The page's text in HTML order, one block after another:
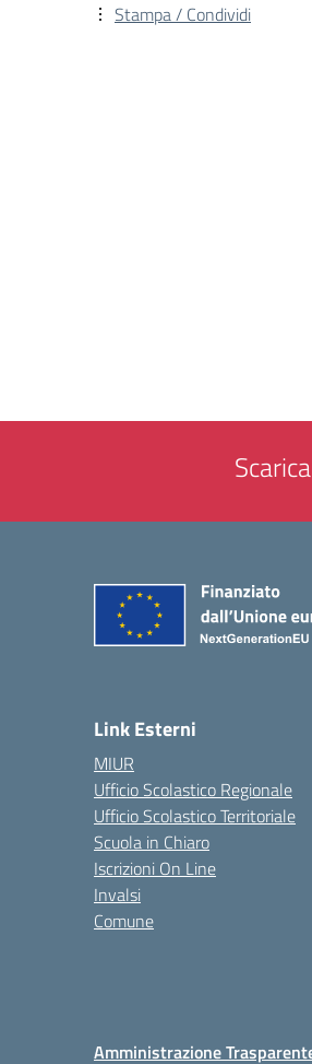
Stampa / Condividi
Link Esterni
MIUR
Ufficio Scolastico Regionale
Ufficio Scolastico Territoriale
Scuola in Chiaro
Iscrizioni On Line
Invalsi
Comune
Amministrazione